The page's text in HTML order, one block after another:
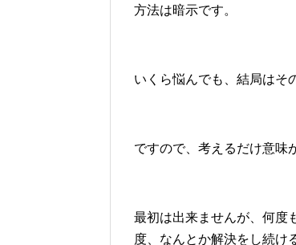
方法は暗示です。
いくら悩んでも、結局はそ
ですので、考えるだけ意味
最初は出来ませんが、何度
度、なんとか解決をし続け